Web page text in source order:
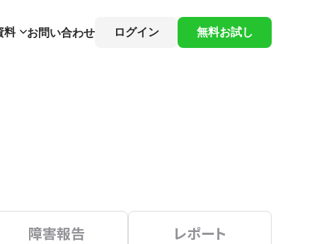
料 お問い合わせ ログイン 無料お試し
障害報告 レポート